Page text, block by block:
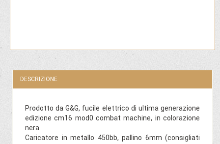
DESCRIZIONE
Prodotto da G&G, fucile elettrico di ultima generazione
edizione cm16 mod0 combat machine, in colorazione
nera.
Caricatore in metallo 450bb, pallino 6mm (consigliati